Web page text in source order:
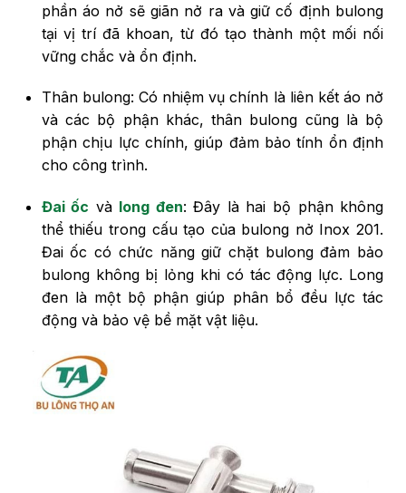
phần áo nở sẽ giãn nở ra và giữ cố định bulong
tại vị trí đã khoan, từ đó tạo thành một mối nối
vững chắc và ổn định.
Thân bulong: Có nhiệm vụ chính là liên kết áo nở
và các bộ phận khác, thân bulong cũng là bộ
phận chịu lực chính, giúp đảm bảo tính ổn định
cho công trình.
Đai ốc và long đen: Đây là hai bộ phận không
thể thiếu trong cấu tạo của bulong nở Inox 201.
Đai ốc có chức năng giữ chặt bulong đảm bảo
bulong không bị lỏng khi có tác động lực. Long
đen là một bộ phận giúp phân bổ đều lực tác
động và bảo vệ bề mặt vật liệu.